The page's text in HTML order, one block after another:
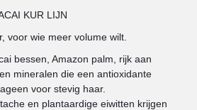
KUR LIJN
voor wie meer volume wilt.
bessen, Amazon palm, rijk aan
mineralen die een antioxidante
voor stevig haar.
en plantaardige eiwitten krijgen